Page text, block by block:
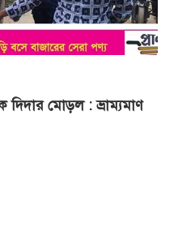
মোড়ল : ভ্রাম্যমাণ